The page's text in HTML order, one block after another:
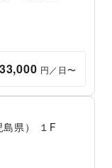
33,000 円／日〜
県） １F